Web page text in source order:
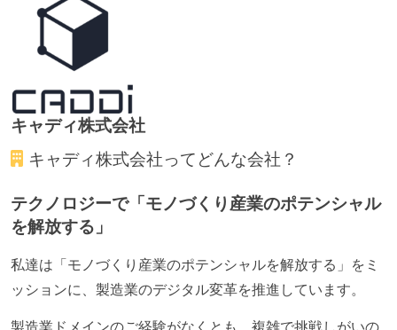
キャディ株式会社
キャディ株式会社ってどんな会社？
テクノロジーで「モノづくり産業のポテンシャル
を解放する」
私達は「モノづくり産業のポテンシャルを解放する」をミ
ッションに、製造業のデジタル変革を推進しています。